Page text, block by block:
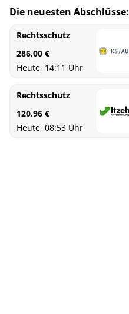
Die neuesten Abschlüsse:
Rechtsschutz
286,00 €
Heute, 14:11 Uhr
Rechtsschutz
120,96 €
Heute, 08:53 Uhr